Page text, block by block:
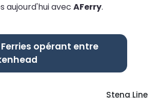
aujourd'hui avec AFerry.
opérant entre
Stena Line